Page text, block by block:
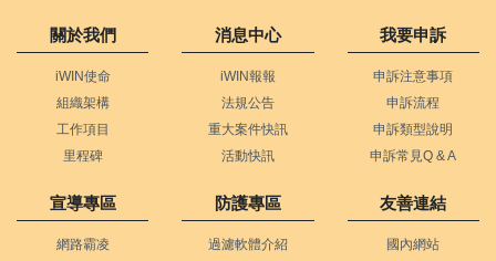
關於我們
iWIN使命
組織架構
工作項目
里程碑
消息中心
iWIN報報
法規公告
重大案件快訊
活動快訊
我要申訴
申訴注意事項
申訴流程
申訴類型說明
申訴常見Q & A
宣導專區
網路霸凌
防護專區
過濾軟體介紹
友善連結
國內網站